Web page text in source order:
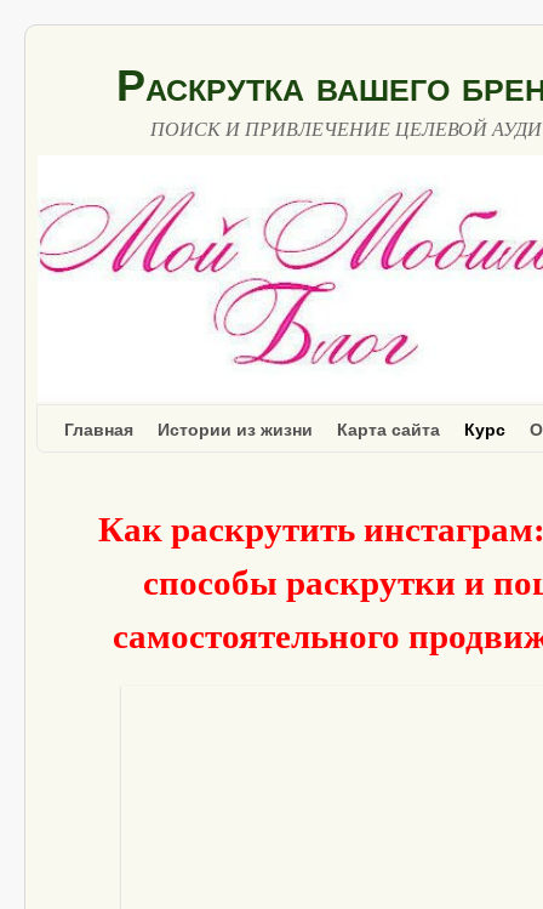
Раскрутка вашего
ПОИСК И ПРИВЛЕЧЕНИЕ ЦЕЛЕВОЙ
Главная Истории из жизни Карта сайта Курс
Как раскрутить
способы раскрутки и
самостоятельного